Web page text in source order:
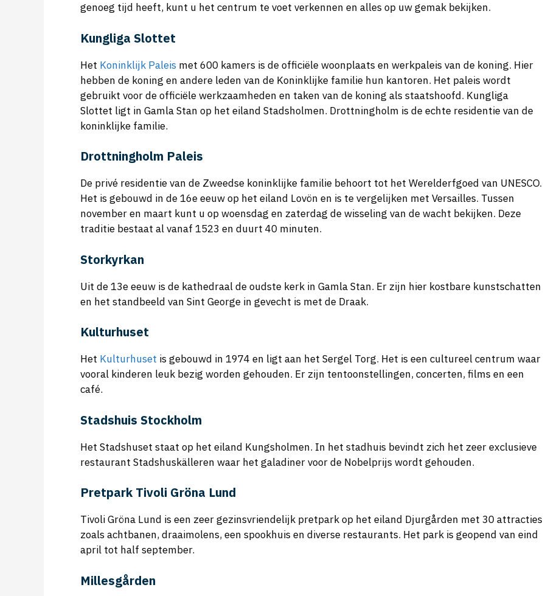
genoeg tijd heeft, kunt u het centrum te voet verkennen en alles op uw gemak bekijken.
Kungliga Slottet
Het Koninklijk Paleis met 600 kamers is de officiële woonplaats en werkpaleis van de koning. Hier
hebben de koning en andere leden van de Koninklijke familie hun kantoren. Het paleis wordt
gebruikt voor de officiële werkzaamheden en taken van de koning als staatshoofd. Kungliga
Slottet ligt in Gamla Stan op het eiland Stadsholmen. Drottningholm is de echte residentie van de
koninklijke familie.
Drottningholm Paleis
De privé residentie van de Zweedse koninklijke familie behoort tot het Werelderfgoed van UNESCO.
Het is gebouwd in de 16e eeuw op het eiland Lovön en is te vergelijken met Versailles. Tussen
november en maart kunt u op woensdag en zaterdag de wisseling van de wacht bekijken. Deze
traditie bestaat al vanaf 1523 en duurt 40 minuten.
Storkyrkan
Uit de 13e eeuw is de kathedraal de oudste kerk in Gamla Stan. Er zijn hier kostbare kunstschatten
en het standbeeld van Sint George in gevecht is met de Draak.
Kulturhuset
Het Kulturhuset is gebouwd in 1974 en ligt aan het Sergel Torg. Het is een cultureel centrum waar
vooral kinderen leuk bezig worden gehouden. Er zijn tentoonstellingen, concerten, films en een
café.
Stadshuis Stockholm
Het Stadshuset staat op het eiland Kungsholmen. In het stadhuis bevindt zich het zeer exclusieve
restaurant Stadshuskälleren waar het galadiner voor de Nobelprijs wordt gehouden.
Pretpark Tivoli Gröna Lund
Tivoli Gröna Lund is een zeer gezinsvriendelijk pretpark op het eiland Djurgården met 30 attracties
zoals achtbanen, draaimolens, een spookhuis en diverse restaurants. Het park is geopend van eind
april tot half september.
Millesgården